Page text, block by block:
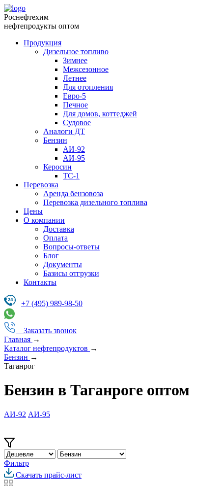
Роснефтехим
нефтепродукты оптом
Продукция
Дизельное топливо
Зимнее
Межсезонное
Летнее
Для отопления
Евро-5
Печное
Для домов, коттеджей
Судовое
Аналоги ДТ
Бензин
АИ-92
АИ-95
Керосин
ТС-1
Перевозка
Аренда бензовоза
Перевозка дизельного топлива
Цены
О компании
Доставка
Оплата
Вопросы-ответы
Блог
Документы
Базисы отгрузки
Контакты
+7 (495) 989-98-50
Заказать звонок
Главная →
Каталог нефтепродуктов →
Бензин →
Таганрог
Бензин в Таганроге оптом
АИ-92 АИ-95
Фильтр
Скачать прайс-лист